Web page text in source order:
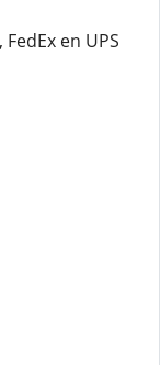
en UPS